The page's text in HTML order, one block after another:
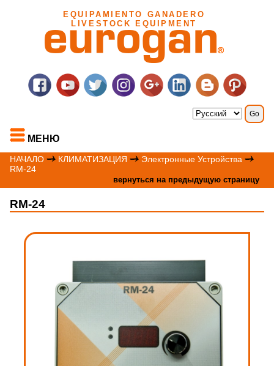
EQUIPAMIENTO GANADERO
LIVESTOCK EQUIPMENT
МЕНЮ
НАЧАЛО КЛИМАТИЗАЦИЯ
Электронные Устройства
RM-24
вернуться на предыдущую страницу
RM-24